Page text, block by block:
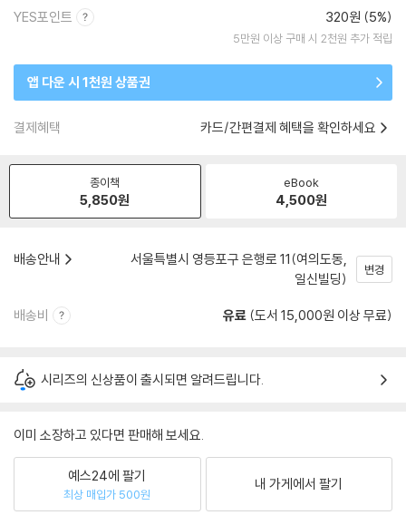
YES포인트 320원 (5%)
5만원 이상 구매 시 2천원 추가 적립
앱 다운 시 1천원 상품권
결제혜택 카드/간편결제 혜택을 확인하세요
종이책
5,850원
eBook
4,500원
배송안내
서울특별시 영등포구 은행로 11(여의도동,
일신빌딩)
변경
배송비 유료 (도서 15,000원 이상 무료)
시리즈의 신상품이 출시되면 알려드립니다.
이미 소장하고 있다면 판매해 보세요.
예스24에 팔기
최상 매입가 500원
내 가게에서 팔기